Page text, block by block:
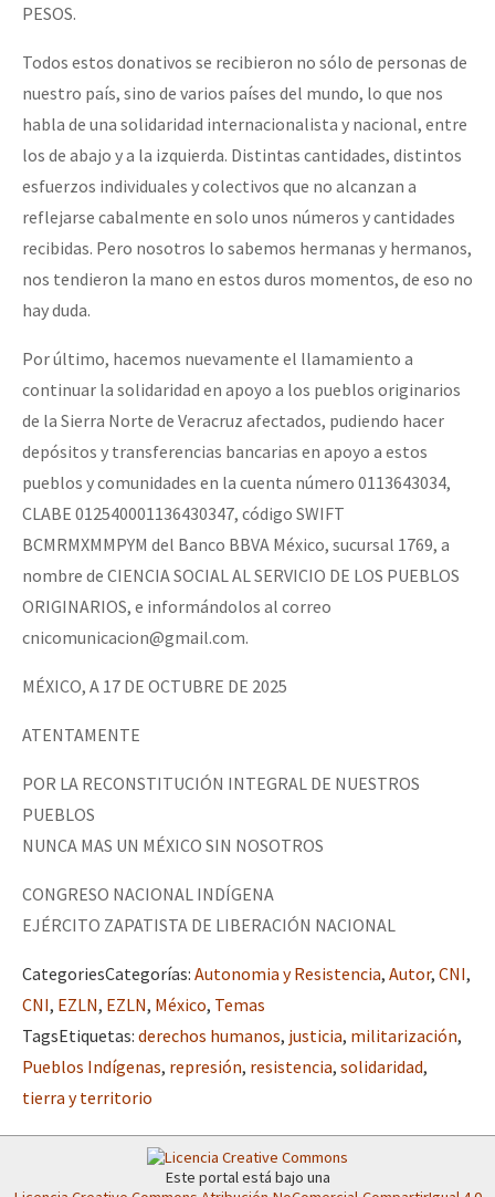
PESOS.
Todos estos donativos se recibieron no sólo de personas de
nuestro país, sino de varios países del mundo, lo que nos
habla de una solidaridad internacionalista y nacional, entre
los de abajo y a la izquierda. Distintas cantidades, distintos
esfuerzos individuales y colectivos que no alcanzan a
reflejarse cabalmente en solo unos números y cantidades
recibidas. Pero nosotros lo sabemos hermanas y hermanos,
nos tendieron la mano en estos duros momentos, de eso no
hay duda.
Por último, hacemos nuevamente el llamamiento a
continuar la solidaridad en apoyo a los pueblos originarios
de la Sierra Norte de Veracruz afectados, pudiendo hacer
depósitos y transferencias bancarias en apoyo a estos
pueblos y comunidades en la cuenta número 0113643034,
CLABE 012540001136430347, código SWIFT
BCMRMXMMPYM del Banco BBVA México, sucursal 1769, a
nombre de CIENCIA SOCIAL AL SERVICIO DE LOS PUEBLOS
ORIGINARIOS, e informándolos al correo
cnicomunicacion@gmail.com.
MÉXICO, A 17 DE OCTUBRE DE 2025
ATENTAMENTE
POR LA RECONSTITUCIÓN INTEGRAL DE NUESTROS
PUEBLOS
NUNCA MAS UN MÉXICO SIN NOSOTROS
CONGRESO NACIONAL INDÍGENA
EJÉRCITO ZAPATISTA DE LIBERACIÓN NACIONAL
CategoriesCategorías: Autonomia y Resistencia, Autor, CNI,
CNI, EZLN, EZLN, México, Temas
TagsEtiquetas: derechos humanos, justicia, militarización,
Pueblos Indígenas, represión, resistencia, solidaridad,
tierra y territorio
Este portal está bajo una